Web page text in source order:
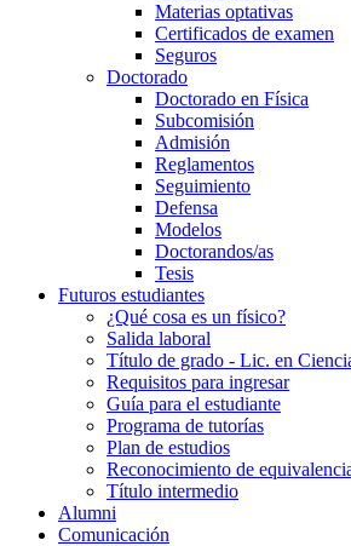
Materias optativas
Certificados de examen
Seguros
Doctorado
Doctorado en Física
Subcomisión
Admisión
Reglamentos
Seguimiento
Defensa
Modelos
Doctorandos/as
Tesis
Futuros estudiantes
¿Qué cosa es un físico?
Salida laboral
Título de grado - Lic. en
Requisitos para ingresar
Guía para el estudiante
Programa de tutorías
Plan de estudios
Reconocimiento de
Título intermedio
Alumni
Comunicación